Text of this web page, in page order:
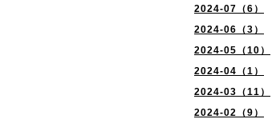
2024-07（6）
2024-06（3）
2024-05（10）
2024-04（1）
2024-03（11）
2024-02（9）